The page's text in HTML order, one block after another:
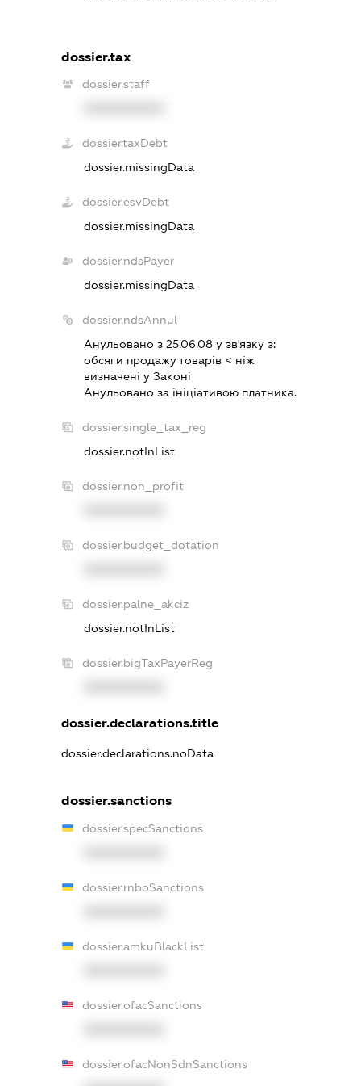
dossier.tax
dossier.staff
dossier.taxDebt
dossier.missingData
dossier.esvDebt
dossier.missingData
dossier.ndsPayer
dossier.missingData
dossier.ndsAnnul
Анульовано з 25.06.08 у зв'язку з:
обсяги продажу товарiв < нiж
визначенi у Законi
Анульовано за iнiцiативою платника.
dossier.single_tax_reg
dossier.notInList
dossier.non_profit
dossier.budget_dotation
dossier.palne_akciz
dossier.notInList
dossier.bigTaxPayerReg
dossier.declarations.title
dossier.declarations.noData
dossier.sanctions
dossier.specSanctions
dossier.rnboSanctions
dossier.amkuBlackList
dossier.ofacSanctions
dossier.ofacNonSdnSanctions